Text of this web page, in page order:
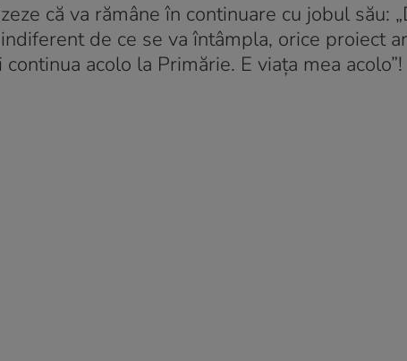
că va rămâne în continuare cu jobul său:
de ce se va întâmpla, orice proiect
acolo la Primărie. E viața mea acolo”!